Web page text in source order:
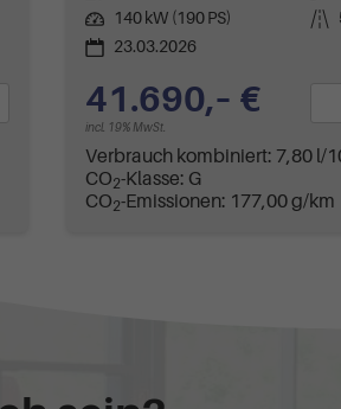
Leistung
140 kW (190 PS) Kilometerstand
23.03.2026
41.690,– €
incl. 19% MwSt.
Verbrauch kombiniert: 7,80 l/
CO2-Klasse: G
CO2-Emissionen: 177,00 g/km